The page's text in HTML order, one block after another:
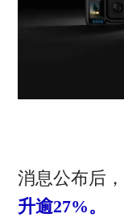
消息公布后，
升逾27%。